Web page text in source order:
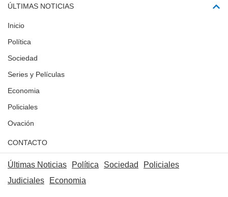
ÚLTIMAS NOTICIAS
Inicio
Política
Sociedad
Series y Películas
Economia
Policiales
Ovación
CONTACTO
Últimas Noticias Política Sociedad
Policiales
Judiciales
Economia